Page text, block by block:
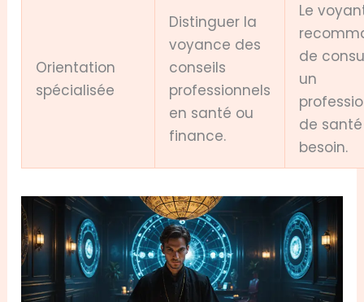
Orientation
spécialisée
Distinguer la
voyance des
conseils
professionnels
en santé ou
finance.
Le
de
un
de
besoin.